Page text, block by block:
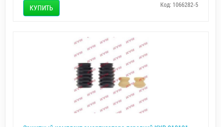
КУПИТЬ Код: 1066282-5